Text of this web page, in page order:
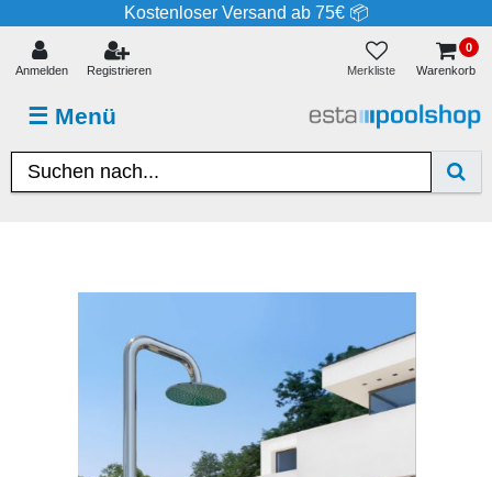
Kostenloser Versand ab 75€ 📦
☰ Menü
Anmelden Registrieren Merkliste
0
Warenkorb